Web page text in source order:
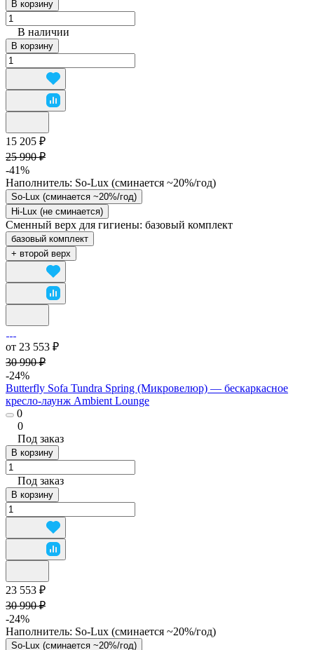
В корзину
В наличии
В корзину
15 205 ₽
25 990 ₽
-41%
Наполнитель: So-Lux (cминается ~20%/год)
So-Lux (cминается ~20%/год)
Hi-Lux (не сминается)
Сменный верх для гигиены: базовый комплект
базовый комплект
+ второй верх
от 23 553 ₽
30 990 ₽
-24%
Butterfly Sofa Tundra Spring (Микровелюр) — бескаркасное
кресло-лаунж Ambient Lounge
0
0
Под заказ
В корзину
Под заказ
В корзину
23 553 ₽
30 990 ₽
-24%
Наполнитель: So-Lux (cминается ~20%/год)
So-Lux (cминается ~20%/год)